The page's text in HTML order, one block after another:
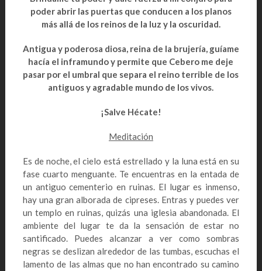
poder abrir las puertas que conducen a los planos
más allá de los reinos de la luz y la oscuridad.
Antigua y poderosa diosa, reina de la brujería, guíame
hacía el inframundo y permite que Cebero me deje
pasar por el umbral que separa el reino terrible de los
antiguos y agradable mundo de los vivos.
¡Salve Hécate!
Meditación
Es de noche, el cielo está estrellado y la luna está en su
fase cuarto menguante. Te encuentras en la entada de
un antiguo cementerio en ruinas. El lugar es inmenso,
hay una gran alborada de cipreses. Entras y puedes ver
un templo en ruinas, quizás una iglesia abandonada. El
ambiente del lugar te da la sensación de estar no
santificado. Puedes alcanzar a ver como sombras
negras se deslizan alrededor de las tumbas, escuchas el
lamento de las almas que no han encontrado su camino